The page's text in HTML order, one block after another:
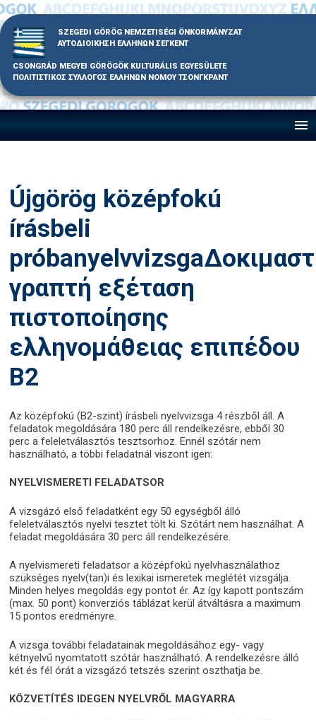
Skip
to
content
SZEGEDI GÖRÖG NEMZETISÉGI ÖNKORMÁNYZAT
ΑΥΤΟΔΙΟΙΚΗΣΗ ΕΛΛΗΝΩΝ ΣΕΓΚΕΝΤ
CSONGRÁD MEGYEI GÖRÖGÖK KULTURÁLIS EGYESÜLETE
ΠΟΛΙΤΙΣΤΙΚΟΣ ΣΥΛΛΟΓΟΣ ΕΛΛΗΝΩΝ ΝΟΜΟΥ ΤΣΟΝΓΚΡΑΝΤ
Újgörög középfokú
írásbeli
próbanyelvvizsga
γραπτή εξέταση
πιστοποίησης
ελληνομάθειας επιπέδου
Β2
Az középfokú (B2-szint) írásbeli nyelvvizsga 4 részből áll. A
feladatok megoldására 180 perc áll rendelkezésre, ebből 30
perc a feleletválasztós tesztsorhoz. Ennél szótár nem
használható, a többi feladatnál viszont igen:
NYELVISMERETI FELADATSOR
A vizsgázó első feladatként egy 50 egységből álló
feleletválasztós nyelvi tesztet tölt ki. Szótárt nem használhat. A
feladat megoldására 30 perc áll rendelkezésére.
A nyelvismereti feladatsor a középfokú nyelvhasználathoz
szükséges nyelv(tan)i és lexikai ismeretek meglétét vizsgálja.
Minden helyes megoldás egy pontot ér. Az így kapott pontszám
(max. 50 pont) konverziós táblázat kerül átváltásra a maximum
15 pontos eredményre.
A vizsga további feladatainak megoldásához egy- vagy
kétnyelvű nyomtatott szótár használható. A rendelkezésre álló
két és fél órát a vizsgázó tetszés szerint oszthatja be.
KÖZVETÍTÉS IDEGEN NYELVRŐL MAGYARRA